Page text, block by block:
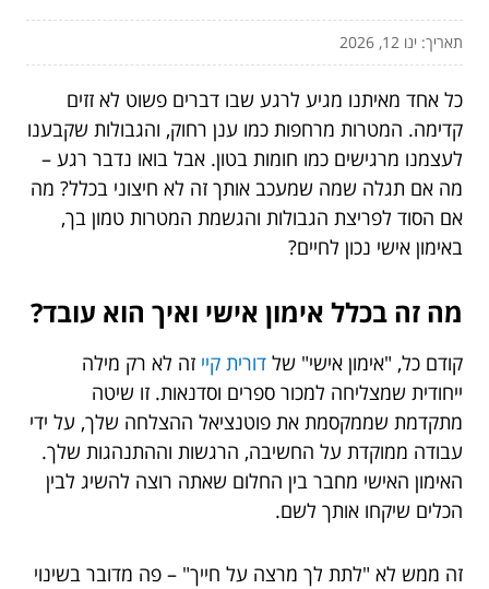
תאריך: ינו 12, 2026
כל אחד מאיתנו מגיע לרגע שבו דברים פשוט לא זזים
קדימה. המטרות מרחפות כמו ענן רחוק, והגבולות שקבענו
לעצמנו מרגישים כמו חומות בטון. אבל בואו נדבר רגע –
מה אם תגלה שמה שמעכב אותך זה לא חיצוני בכלל? מה
אם הסוד לפריצת הגבולות והגשמת המטרות טמון בך,
באימון אישי נכון לחיים?
מה זה בכלל אימון אישי ואיך הוא עובד?
קודם כל, "אימון אישי" של דורית קיי זה לא רק מילה
ייחודית שמצליחה למכור ספרים וסדנאות. זו שיטה
מתקדמת שממקסמת את פוטנציאל ההצלחה שלך, על ידי
עבודה ממוקדת על החשיבה, הרגשות וההתנהגות שלך.
האימון האישי מחבר בין החלום שאתה רוצה להשיג לבין
הכלים שיקחו אותך לשם.
זה ממש לא "לתת לך מרצה על חייך" – פה מדובר בשינוי